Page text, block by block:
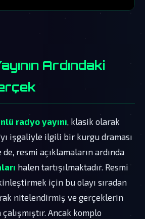
Ardındaki
radyo yayını , klasik olarak
işgaliyle ilgili bir kurgu draması
resmi açıklamaların ardında
halen tartışılmaktadır. Resmi
için bu olayı sıradan
nitelendirmiş ve gerçeklerin
Ancak komplo